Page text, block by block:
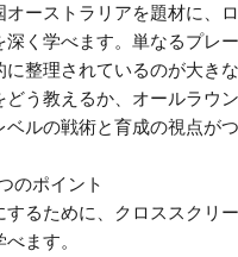
ーストラリアを題材に、
く学べます。単なるプレ
に整理されているのが大き
どう教えるか、オールラウ
ルの戦術と育成の視点が
のポイント
するために、クロススクリ
ます。